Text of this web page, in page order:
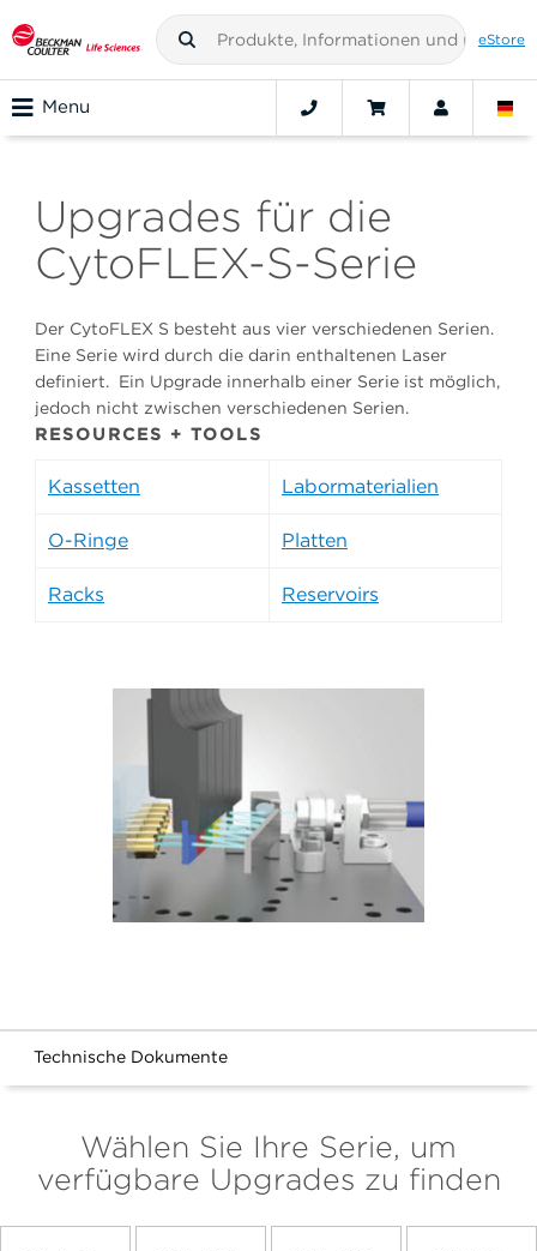
eStore
Menu
Upgrades für die
CytoFLEX-S-Serie
Der CytoFLEX S besteht aus vier verschiedenen Serien.
Eine Serie wird durch die darin enthaltenen Laser
definiert. Ein Upgrade innerhalb einer Serie ist möglich,
jedoch nicht zwischen verschiedenen Serien.
RESOURCES + TOOLS
Kassetten Labormaterialien
O-Ringe Platten
Racks Reservoirs
Technische Dokumente
Wählen Sie Ihre Serie, um
verfügbare Upgrades zu finden